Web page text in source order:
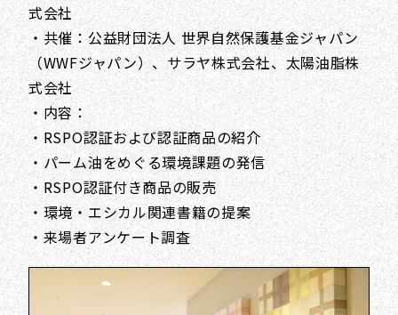
式会社
・共催：公益財団法人 世界自然保護基金ジャパン
（WWFジャパン）、サラヤ株式会社、太陽油脂株
式会社
・内容：
・RSPO認証および認証商品の紹介
・パーム油をめぐる環境課題の発信
・RSPO認証付き商品の販売
・環境・エシカル関連書籍の提案
・来場者アンケート調査